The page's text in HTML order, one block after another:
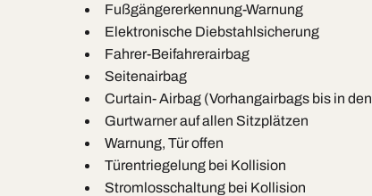
Fußgängererkennung-Warnung
Elektronische Diebstahlsicherung
Fahrer-Beifahrerairbag
Seitenairbag
Curtain- Airbag (Vorhangairbags bis in
Gurtwarner auf allen Sitzplätzen
Warnung, Tür offen
Türentriegelung bei Kollision
Stromlosschaltung bei Kollision